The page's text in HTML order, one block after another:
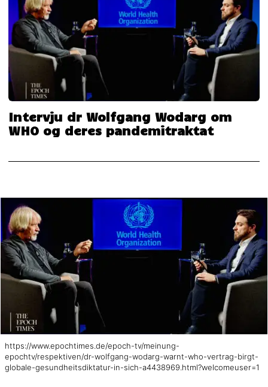
Intervju dr Wolfgang Wodarg om
WHO og deres pandemitraktat
https://www.epochtimes.de/epoch-tv/meinung-
epochtv/respektiven/dr-wolfgang-wodarg-warnt-who-vertrag-birgt-
globale-gesundheitsdiktatur-in-sich-a4438969.html?welcomeuser=1